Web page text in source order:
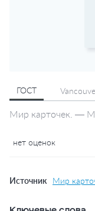
ГОСТ
Мир карточек. —
нет оценок
Источник Мир